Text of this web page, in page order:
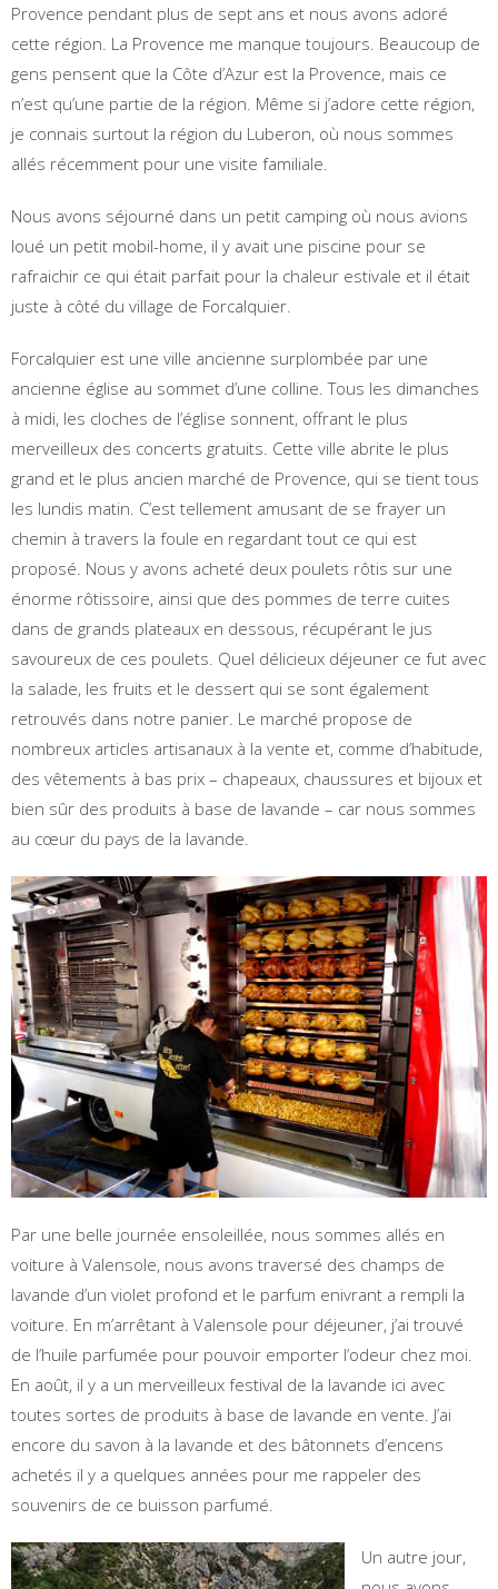
Provence pendant plus de sept ans et nous avons adoré
cette région. La Provence me manque toujours. Beaucoup de
gens pensent que la Côte d’Azur est la Provence, mais ce
n’est qu’une partie de la région. Même si j’adore cette région,
je connais surtout la région du Luberon, où nous sommes
allés récemment pour une visite familiale.
Nous avons séjourné dans un petit camping où nous avions
loué un petit mobil-home, il y avait une piscine pour se
rafraichir ce qui était parfait pour la chaleur estivale et il était
juste à côté du village de Forcalquier.
Forcalquier est une ville ancienne surplombée par une
ancienne église au sommet d’une colline. Tous les dimanches
à midi, les cloches de l’église sonnent, offrant le plus
merveilleux des concerts gratuits. Cette ville abrite le plus
grand et le plus ancien marché de Provence, qui se tient tous
les lundis matin. C’est tellement amusant de se frayer un
chemin à travers la foule en regardant tout ce qui est
proposé. Nous y avons acheté deux poulets rôtis sur une
énorme rôtissoire, ainsi que des pommes de terre cuites
dans de grands plateaux en dessous, récupérant le jus
savoureux de ces poulets. Quel délicieux déjeuner ce fut avec
la salade, les fruits et le dessert qui se sont également
retrouvés dans notre panier. Le marché propose de
nombreux articles artisanaux à la vente et, comme d’habitude,
des vêtements à bas prix – chapeaux, chaussures et bijoux et
bien sûr des produits à base de lavande – car nous sommes
au cœur du pays de la lavande.
Par une belle journée ensoleillée, nous sommes allés en
voiture à Valensole, nous avons traversé des champs de
lavande d’un violet profond et le parfum enivrant a rempli la
voiture. En m’arrêtant à Valensole pour déjeuner, j’ai trouvé
de l’huile parfumée pour pouvoir emporter l’odeur chez moi.
En août, il y a un merveilleux festival de la lavande ici avec
toutes sortes de produits à base de lavande en vente. J’ai
encore du savon à la lavande et des bâtonnets d’encens
achetés il y a quelques années pour me rappeler des
souvenirs de ce buisson parfumé.
Un autre jour,